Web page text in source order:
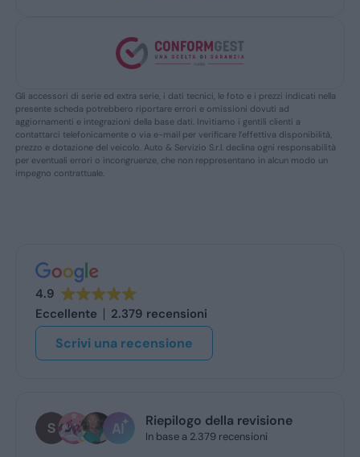
Gli accessori di serie ed extra serie, i dati tecnici, le foto e i prezzi indicati nella
presente scheda potrebbero riportare errori e omissioni dovuti ad
aggiornamenti e integrazioni della base dati. Invitiamo i gentili clienti a
contattarci telefonicamente o via e-mail per verificare l’effettiva disponibilità,
prezzo e dotazione del veicolo. Auto & Servizio S.r.l. declina ogni responsabilità
per eventuali errori o incongruenze, che non reppresentano in alcun modo un
impegno contrattuale.
4.9
Eccellente
2.379 recensioni
Scrivi una recensione
della revisione
a 2.379 recensioni
stefano de
1 giorno fa